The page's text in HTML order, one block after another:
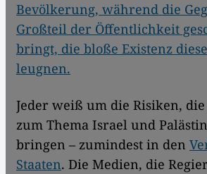
Bevölkerung, während die
Großteil der Öffentlichkeit
bringt, die bloße Existenz
leugnen.
Jeder weiß um die Risiken,
zum Thema Israel und
bringen – zumindest in den
Staaten. Die Medien, die